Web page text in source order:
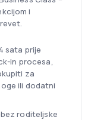
i
sata prije
in procesa,
za
ili dodatni
roditeljske